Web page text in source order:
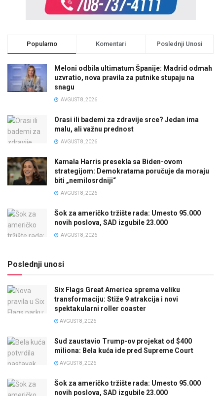
Popularno Komentari Poslednji Unosi
Meloni odbila ultimatum Španije: Madrid odmah
uzvratio, nova pravila za putnike stupaju na
snagu
AVGUST 8, 2026
Orasi ili bademi za zdravije srce? Jedan ima
malu, ali važnu prednost
AVGUST 8, 2026
Kamala Harris presekla sa Biden-ovom
strategijom: Demokratama poručuje da moraju
biti „nemilosrdniji“
AVGUST 8, 2026
Šok za američko tržište rada: Umesto 95.000
novih poslova, SAD izgubile 23.000
AVGUST 8, 2026
Poslednji unosi
Six Flags Great America sprema veliku
transformaciju: Stiže 9 atrakcija i novi
spektakularni roller coaster
AVGUST 8, 2026
Sud zaustavio Trump-ov projekat od $400
miliona: Bela kuća ide pred Supreme Court
AVGUST 8, 2026
Šok za američko tržište rada: Umesto 95.000
novih poslova, SAD izgubile 23.000